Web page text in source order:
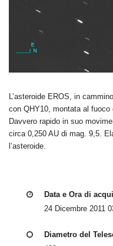
L’asteroide EROS, in
con QHY10, montata al
Davvero rapido in suo
circa 0,250 AU di mag. 9,5.
l’asteroide.
Data e Ora di
24 Dicembre 2011
Diametro del